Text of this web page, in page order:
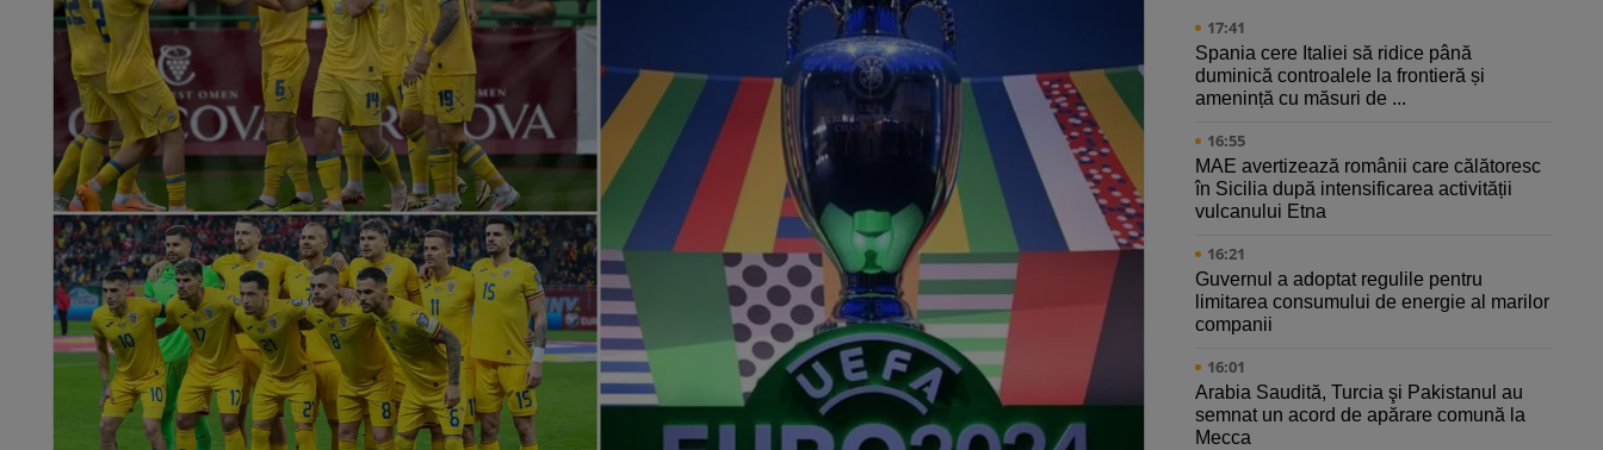
17:41
Spania cere Italiei să ridice până
duminică controalele la frontieră și
amenință cu măsuri de ...
16:55
MAE avertizează românii care călătoresc
în Sicilia după intensificarea activității
vulcanului Etna
16:21
Guvernul a adoptat regulile pentru
limitarea consumului de energie al marilor
companii
16:01
Arabia Saudită, Turcia şi Pakistanul au
semnat un acord de apărare comună la
Mecca